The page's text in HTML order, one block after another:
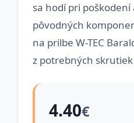
sa hodí pri
pôvodných
na prilbe W-TEC
z potrebných
4.40€